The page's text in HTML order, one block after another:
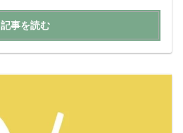
記事を読む